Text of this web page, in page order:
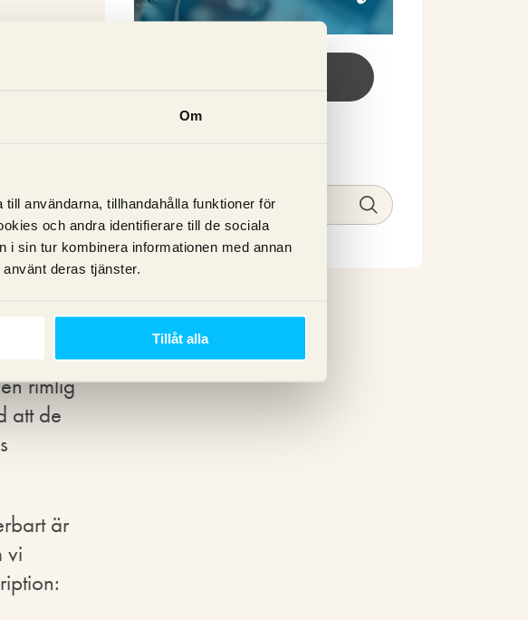
Om
användarna, tillhandahålla funktioner för
och andra identifierare till de sociala
sin tur kombinera informationen med annan
deras tjänster.
Tillåt alla
för
tiden
så
rimlig
att de
är
vi